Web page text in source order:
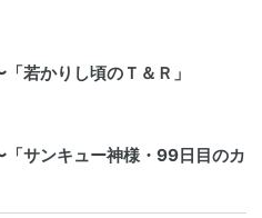
若かりし頃のＴ＆Ｒ」
サンキュー神様・99日目のカ